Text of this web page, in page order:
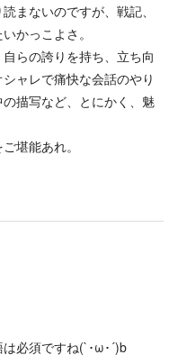
まないのですが、戦記、
かっこよさ。
らの誇りを持ち、立ち向
ャレで痛快な会話のやり
描写など、とにかく、魅
堪能あれ。
必須ですね(`･ω･´)b